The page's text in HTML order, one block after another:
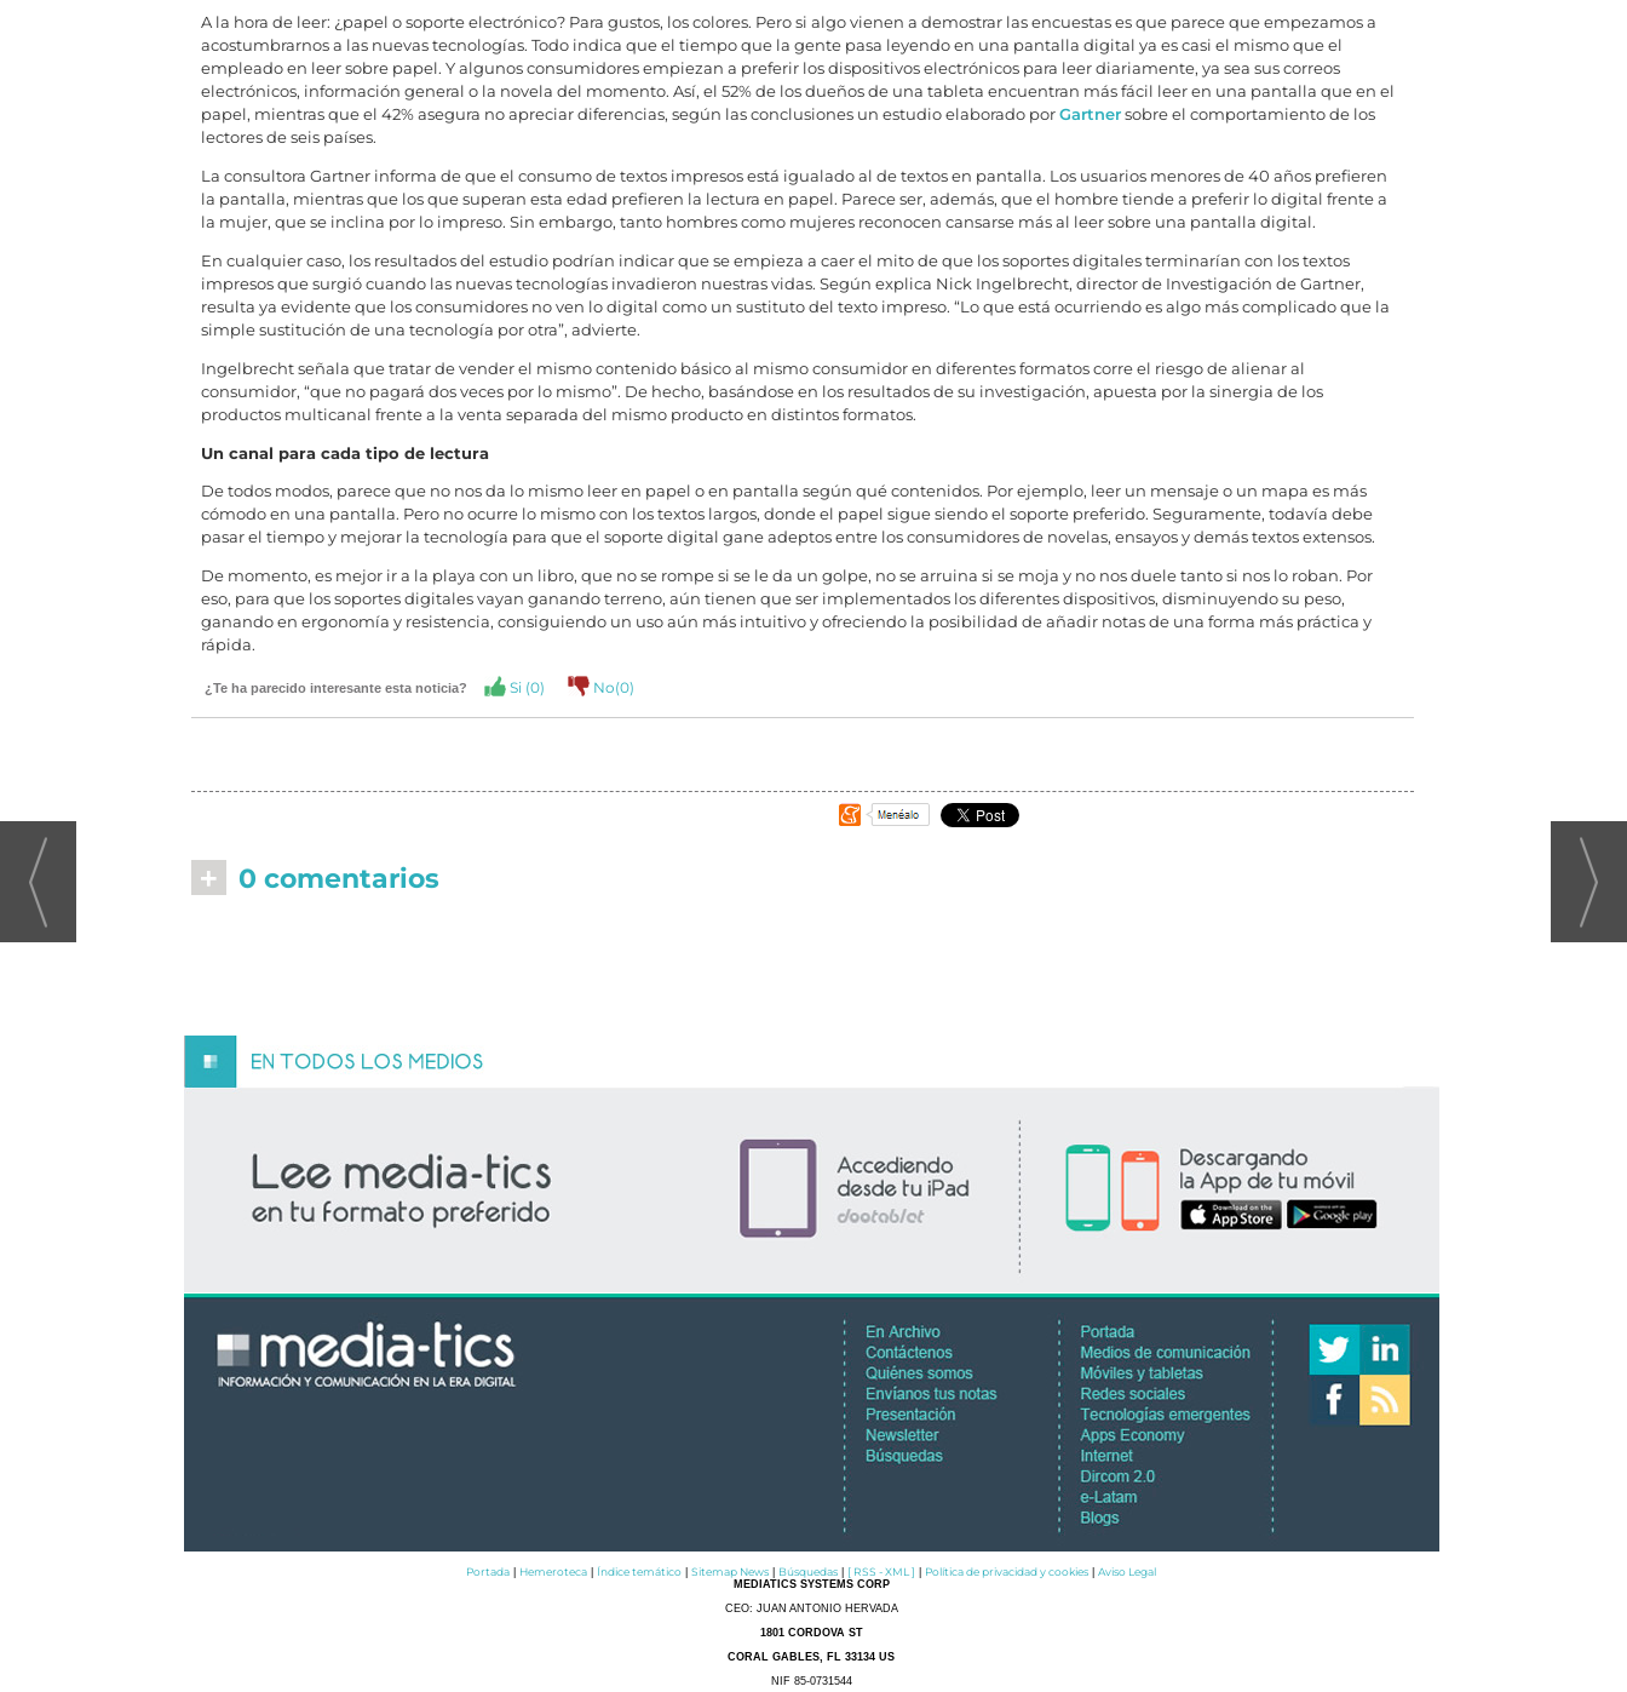
A la hora de leer: ¿papel o soporte electrónico? Para gustos, los colores. Pero si algo vienen a demostrar las encuestas es que parece que empezamos a
acostumbrarnos a las nuevas tecnologías. Todo indica que el tiempo que la gente pasa leyendo en una pantalla digital ya es casi el mismo que el
empleado en leer sobre papel. Y algunos consumidores empiezan a preferir los dispositivos electrónicos para leer diariamente, ya sea sus correos
electrónicos, información general o la novela del momento. Así, el 52% de los dueños de una tableta encuentran más fácil leer en una pantalla que en el
papel, mientras que el 42% asegura no apreciar diferencias, según las conclusiones un estudio elaborado por Gartnersobre el comportamiento de los
lectores de seis países.
La consultora Gartner informa de que el consumo de textos impresos está igualado al de textos en pantalla. Los usuarios menores de 40 años prefieren
la pantalla, mientras que los que superan esta edad prefieren la lectura en papel. Parece ser, además, que el hombre tiende a preferir lo digital frente a
la mujer, que se inclina por lo impreso. Sin embargo, tanto hombres como mujeres reconocen cansarse más al leer sobre una pantalla digital.
En cualquier caso, los resultados del estudio podrían indicar que se empieza a caer el mito de que los soportes digitales terminarían con los textos
impresos que surgió cuando las nuevas tecnologías invadieron nuestras vidas. Según explica Nick Ingelbrecht, director de Investigación de Gartner,
resulta ya evidente que los consumidores no ven lo digital como un sustituto del texto impreso. “Lo que está ocurriendo es algo más complicado que la
simple sustitución de una tecnología por otra”, advierte.
Ingelbrecht señala que tratar de vender el mismo contenido básico al mismo consumidor en diferentes formatos corre el riesgo de alienar al
consumidor, “que no pagará dos veces por lo mismo”. De hecho, basándose en los resultados de su investigación, apuesta por la sinergia de los
productos multicanal frente a la venta separada del mismo producto en distintos formatos.
Un canal para cada tipo de lectura
De todos modos, parece que no nos da lo mismo leer en papel o en pantalla según qué contenidos. Por ejemplo, leer un mensaje o un mapa es más
cómodo en una pantalla. Pero no ocurre lo mismo con los textos largos, donde el papel sigue siendo el soporte preferido. Seguramente, todavía debe
pasar el tiempo y mejorar la tecnología para que el soporte digital gane adeptos entre los consumidores de novelas, ensayos y demás textos extensos.
De momento, es mejor ir a la playa con un libro, que no se rompe si se le da un golpe, no se arruina si se moja y no nos duele tanto si nos lo roban. Por
eso, para que los soportes digitales vayan ganando terreno, aún tienen que ser implementados los diferentes dispositivos, disminuyendo su peso,
ganando en ergonomía y resistencia, consiguiendo un uso aún más intuitivo y ofreciendo la posibilidad de añadir notas de una forma más práctica y
rápida.
¿Te ha parecido interesante esta noticia? Si (0) No(0)
+ 0 comentarios
Portada Hemeroteca Índice temático Sitemap News Búsquedas [ RSS - XML ] Política de privacidad y cookies Aviso Legal
MEDIATICS SYSTEMS CORP
CEO: JUAN ANTONIO HERVADA
1801 CORDOVA ST
CORAL GABLES, FL 33134 US
NIF 85-0731544